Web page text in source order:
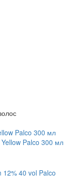
Palco 300 мл
12% 40 vol Palco